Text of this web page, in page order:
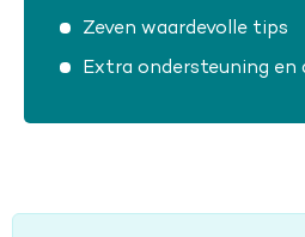
Zeven waardevolle tips
Extra ondersteuning en